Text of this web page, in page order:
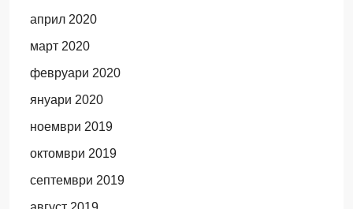
април 2020
март 2020
февруари 2020
януари 2020
ноември 2019
октомври 2019
септември 2019